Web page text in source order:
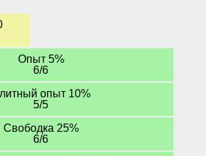
Опыт 5%
6/6
опыт 10%
5/5
Свободка 25%
6/6